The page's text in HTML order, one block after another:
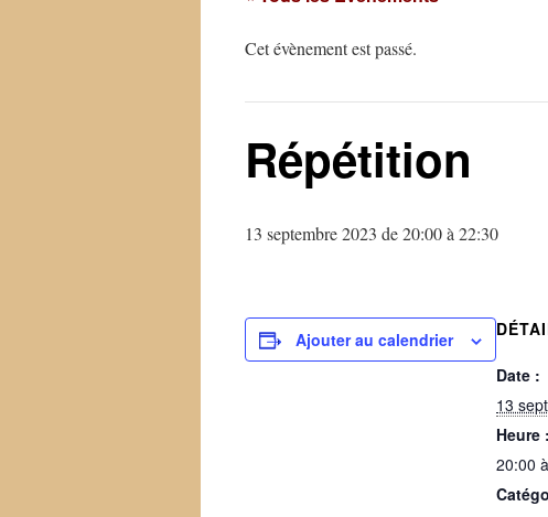
Cet évènement est passé.
Répétition
13 septembre 2023 de 20:00à 22:30
Ajouter au calendrier
Date :
13
Heure :
20:00